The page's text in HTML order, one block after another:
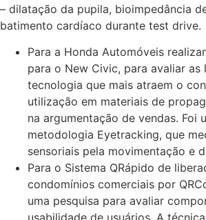
– dilatação da pupila, bioimpedância
batimento cardíaco durante test drive.
Para a Honda Automóveis
para o New Civic, para avaliar as
tecnologia que mais atraem o
utilização em materiais de
na argumentação de vendas. Foi
metodologia Eyetracking, que
sensoriais pela movimentação e
Para o Sistema QRápido de
condomínios comerciais por
uma pesquisa para avaliar
usabilidade de usuários. A